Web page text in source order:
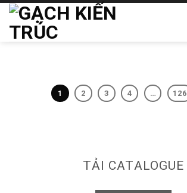
Chuyển
dung
1 2 3 4 … 126
TẢI CATALOGUE